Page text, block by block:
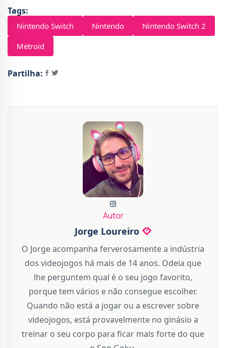
Tags:
Nintendo Switch Nintendo
Nintendo Switch 2
Metroid
Partilha:
Autor
Jorge Loureiro
O Jorge acompanha ferverosamente a indústria
dos videojogos há mais de 14 anos. Odeia que
lhe perguntem qual é o seu jogo favorito,
porque tem vários e não consegue escolher.
Quando não está a jogar ou a escrever sobre
videojogos, está provavelmente no ginásio a
treinar o seu corpo para ficar mais forte do que